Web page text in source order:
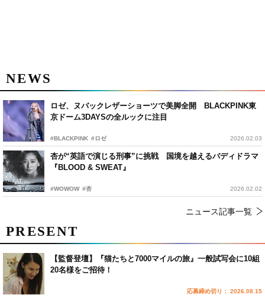
NEWS
ロゼ、ヌバックレザーショーツで美脚全開 BLACKPINK東
京ドーム3DAYSの全ルックに注目
#BLACKPINK #ロゼ 2026.02.03
杏が“英語で演じる刑事”に挑戦 国境を越えるバディドラマ
『BLOOD & SWEAT』
#WOWOW #杏 2026.02.02
ニュース記事一覧
PRESENT
【監督登壇】『猫たちと7000マイルの旅』一般試写会に10組
20名様をご招待！
応募締め切り： 2026.08.15